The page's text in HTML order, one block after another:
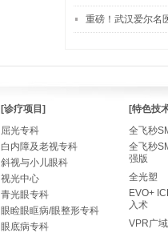
重磅！武汉爱尔名
[诊疗项目]
屈光专科
白内障及老视专科
斜视与小儿眼科
视光中心
青光眼专科
眼睑眼眶病/眼整形专科
眼底病专科
[特色技
全飞秒
全飞秒
强版
全光塑
EVO+
入术
VPR广